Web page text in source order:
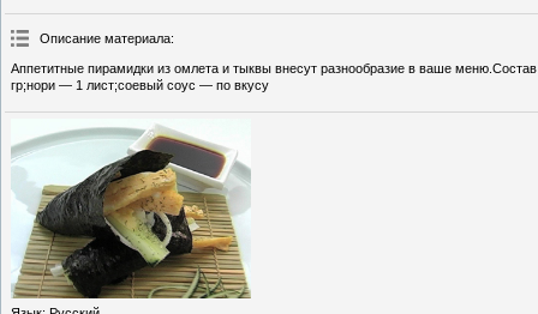
Описание материала:
Аппетитные пирамидки из омлета и тыквы внесут разнообразие в ваше
гр;нори — 1 лист;соевый соус — по вкусу